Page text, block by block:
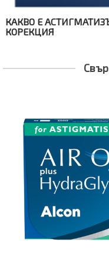
КАКВО Е
КОРЕКЦИЯ